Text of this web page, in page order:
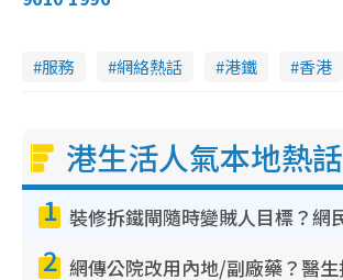
服務 網絡熱話 港鐵 香港
港生活人氣本地熱話
1
2